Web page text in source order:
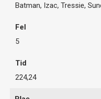
Batman, Izac, Tressie,
5
224,24